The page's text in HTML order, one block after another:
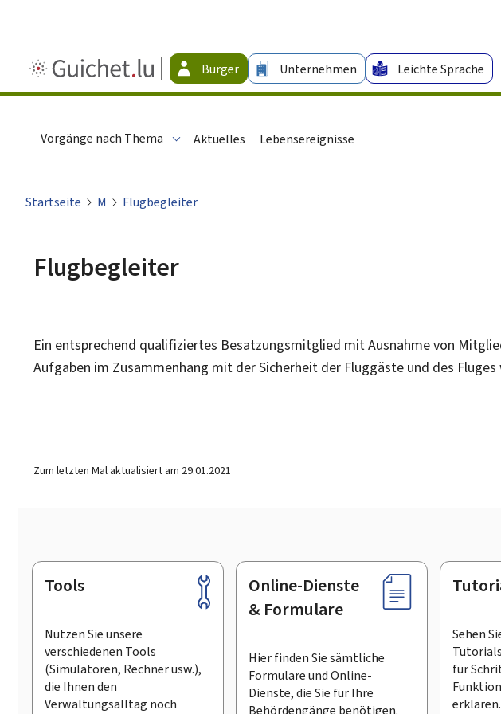
Guichet.lu
-
Bürger Unternehmen Leichte Sprache
Vorgänge nach Thema Aktuelles Lebensereignisse
Startseite M Flugbegleiter
Flugbegleiter
Ein entsprechend qualifiziertes Besatzungsmitglied mit Ausnahme von
Aufgaben im Zusammenhang mit der Sicherheit der Fluggäste und des
Zum letzten Mal aktualisiert am 29.01.2021
Footer
Tools
Nutzen Sie unsere
verschiedenen Tools
(Simulatoren, Rechner usw.),
die Ihnen den
Verwaltungsalltag noch
Online-Dienste
& Formulare
Hier finden Sie sämtliche
Formulare und Online-
Dienste, die Sie für Ihre
Behördengänge benötigen.
Sehen
für
erklären.